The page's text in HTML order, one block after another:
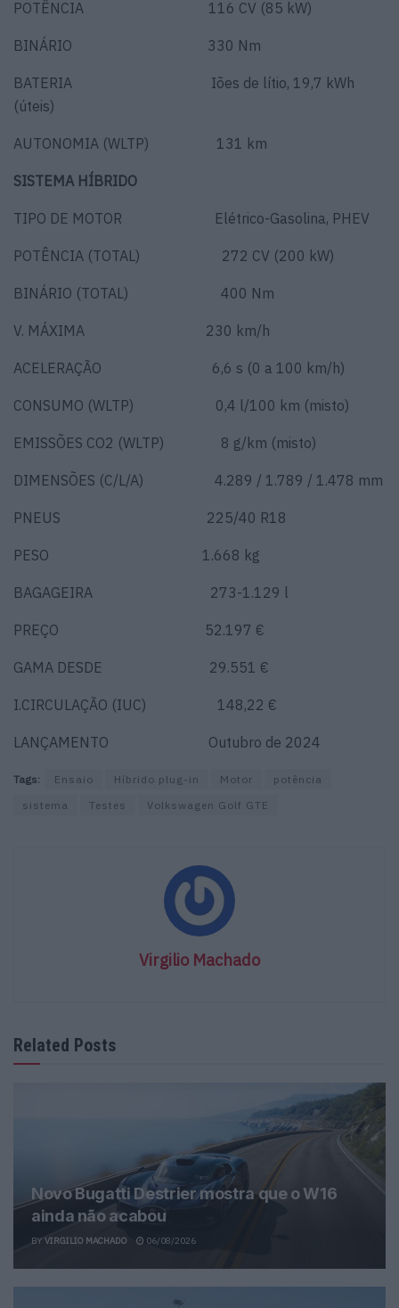
POTÊNCIA 116 CV (85 kW)
BINÁRIO 330 Nm
BATERIA Iões de lítio, 19,7 kWh
(úteis)
AUTONOMIA (WLTP) 131 km
SISTEMA HÍBRIDO
TIPO DE MOTOR Elétrico-Gasolina, PHEV
POTÊNCIA (TOTAL) 272 CV (200 kW)
BINÁRIO (TOTAL) 400 Nm
V. MÁXIMA 230 km/h
ACELERAÇÃO 6,6 s (0 a 100 km/h)
CONSUMO (WLTP) 0,4 l/100 km (misto)
EMISSÕES CO2 (WLTP) 8 g/km (misto)
DIMENSÕES (C/L/A) 4.289 / 1.789 / 1.478 mm
PNEUS 225/40 R18
PESO 1.668 kg
BAGAGEIRA 273-1.129 l
PREÇO 52.197 €
GAMA DESDE 29.551 €
I.CIRCULAÇÃO (IUC) 148,22 €
LANÇAMENTO Outubro de 2024
Tags: Ensaio Híbrido plug-in Motor
potência
sistema
Testes Volkswagen Golf GTE
Virgilio Machado
Related Posts
Novo Bugatti Destrier mostra que o W16
ainda não acabou
BY VIRGILIO MACHADO 06/08/2026